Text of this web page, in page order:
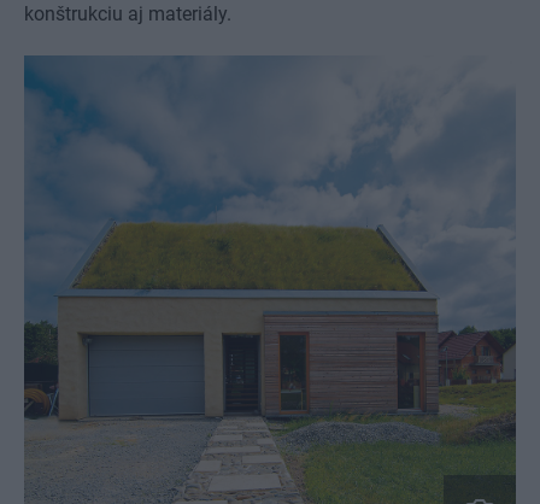
konštrukciu aj materiály.